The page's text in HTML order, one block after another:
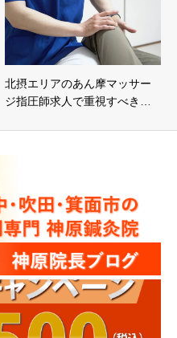
北摂エリアのあん摩マッサー
ジ指圧師求人で重視すべき…